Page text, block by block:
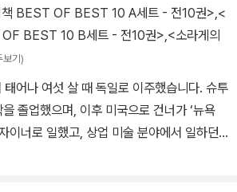
and movement with his signaturerain
glow with vitality as if illuminating-P
inner core.˝
make this a simple, yet memorable, pi
IRA-CBC Children‘s Choice Boo
책 BEST OF BEST 10 A세트 - 전10권>,<
BEST 10 B세트 - 전10권>,<소라게의
보기)
어나 여섯 살 때 독일로 이주했습니다. 슈투
졸업했으며, 이후 미국으로 건너가 ‘뉴욕
이너로 일했고, 상업 미술 분야에서 일하던